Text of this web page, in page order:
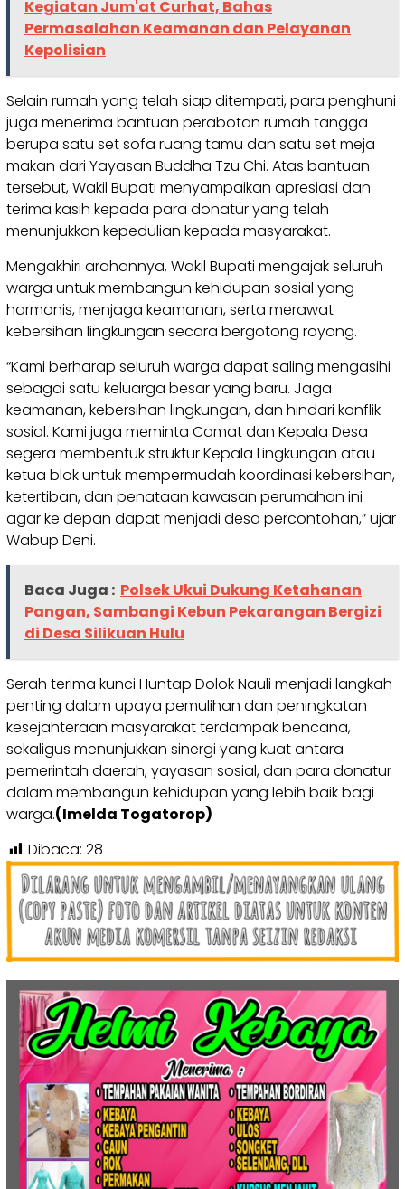
Kegiatan Jum'at Curhat, Bahas
Permasalahan Keamanan dan Pelayanan
Kepolisian
Selain rumah yang telah siap ditempati, para penghuni
juga menerima bantuan perabotan rumah tangga
berupa satu set sofa ruang tamu dan satu set meja
makan dari Yayasan Buddha Tzu Chi. Atas bantuan
tersebut, Wakil Bupati menyampaikan apresiasi dan
terima kasih kepada para donatur yang telah
menunjukkan kepedulian kepada masyarakat.
Mengakhiri arahannya, Wakil Bupati mengajak seluruh
warga untuk membangun kehidupan sosial yang
harmonis, menjaga keamanan, serta merawat
kebersihan lingkungan secara bergotong royong.
“Kami berharap seluruh warga dapat saling mengasihi
sebagai satu keluarga besar yang baru. Jaga
keamanan, kebersihan lingkungan, dan hindari konflik
sosial. Kami juga meminta Camat dan Kepala Desa
segera membentuk struktur Kepala Lingkungan atau
ketua blok untuk mempermudah koordinasi kebersihan,
ketertiban, dan penataan kawasan perumahan ini
agar ke depan dapat menjadi desa percontohan,” ujar
Wabup Deni.
Baca Juga : Polsek Ukui Dukung Ketahanan
Pangan, Sambangi Kebun Pekarangan Bergizi
di Desa Silikuan Hulu
Serah terima kunci Huntap Dolok Nauli menjadi langkah
penting dalam upaya pemulihan dan peningkatan
kesejahteraan masyarakat terdampak bencana,
sekaligus menunjukkan sinergi yang kuat antara
pemerintah daerah, yayasan sosial, dan para donatur
dalam membangun kehidupan yang lebih baik bagi
warga.(Imelda Togatorop)
Dibaca: 28